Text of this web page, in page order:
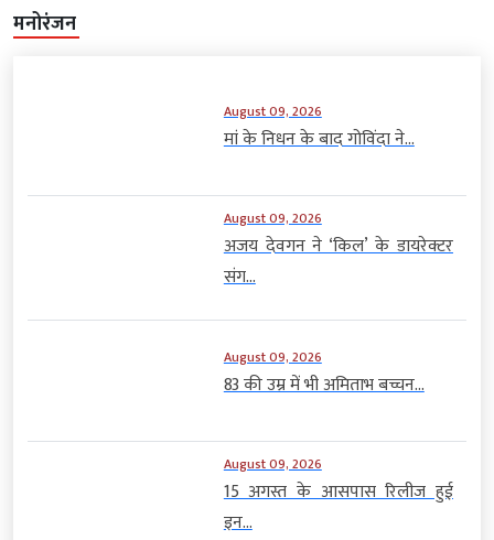
मनोरंजन
August 09, 2026
मां के निधन के बाद गोविंदा ने...
August 09, 2026
अजय देवगन ने ‘किल’ के डायरेक्टर
संग...
August 09, 2026
83 की उम्र में भी अमिताभ बच्चन...
August 09, 2026
15 अगस्त के आसपास रिलीज हुई
इन...